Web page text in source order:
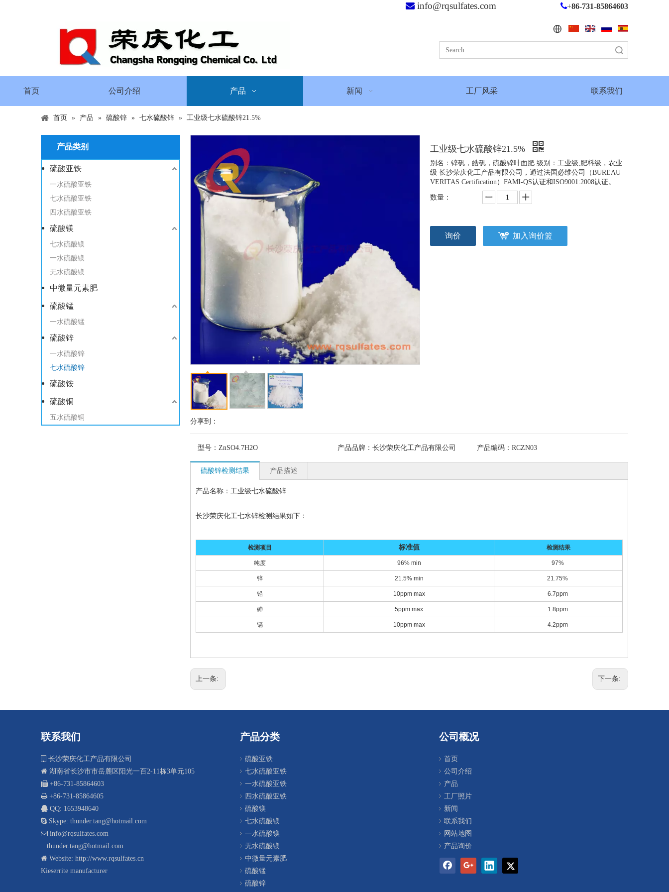
 info@rqsulfates.com +86-731-85864603
首页 公司介绍 产品 新闻 工厂风采 联系我们
首页 » 产品 » 硫酸锌 » 七水硫酸锌 » 工业级七水硫酸锌21.5%
产品类别
硫酸亚铁
一水硫酸亚铁
七水硫酸亚铁
四水硫酸亚铁
硫酸镁
七水硫酸镁
一水硫酸镁
无水硫酸镁
中微量元素肥
硫酸锰
一水硫酸锰
硫酸锌
一水硫酸锌
七水硫酸锌
硫酸铵
硫酸铜
五水硫酸铜
分享到：
工业级七水硫酸锌21.5%
别名：锌矾，皓矾，硫酸锌叶面肥 级别：工业级,肥料级，农业
级 长沙荣庆化工产品有限公司，通过法国必维公司（BUREAU
VERITAS Certification）FAMI-QS认证和ISO9001:2008认证。
数量：
询价 加入询价篮
型号： ZnSO4.7H2O 产品品牌： 长沙荣庆化工产品有限公司 产品编码： RCZN03
硫酸锌检测结果 产品描述
产品名称：工业级七水硫酸锌
长沙荣庆化工七水锌检测结果如下：
检测项目 标准值 检测结果
纯度 96% min 97%
锌 21.5% min 21.75%
铅 10ppm max 6.7ppm
砷 5ppm max 1.8ppm
镉 10ppm max 4.2ppm
上一条: 下一条:
联系我们
 长沙荣庆化工产品有限公司
 湖南省长沙市市岳麓区阳光一百2-11栋3单元105
 +86-731-85864603
 +86-731-85864605
 QQ: 1653948640
 Skype: thunder.tang@hotmail.com
 info@rqsulfates.com
thunder.tang@hotmail.com
 Website: http://www.rqsulfates.cn
Kieserrite manufacturer
产品分类
硫酸亚铁
七水硫酸亚铁
一水硫酸亚铁
四水硫酸亚铁
硫酸镁
七水硫酸镁
一水硫酸镁
无水硫酸镁
中微量元素肥
硫酸锰
硫酸锌
公司概况
首页
公司介绍
产品
工厂照片
新闻
联系我们
网站地图
产品询价